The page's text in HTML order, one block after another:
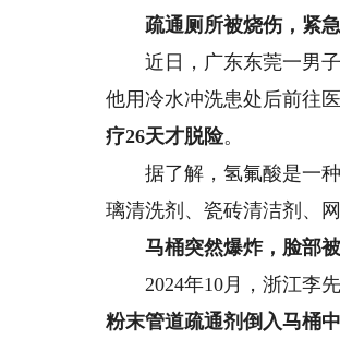
疏通厕所被烧伤，紧急
近日，广东东莞一男子
他用冷水冲洗患处后前往
疗26天才脱险。
据了解，氢氟酸是一种
璃清洗剂、瓷砖清洁剂、
马桶突然爆炸，脸部被
2024年10月，浙江李先
粉末管道疏通剂倒入马桶中